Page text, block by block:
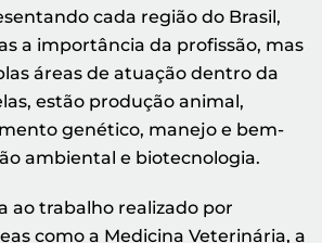
cada região do Brasil,
a importância da profissão, mas
áreas de atuação dentro da
estão produção animal,
genético, manejo e bem-
ambiental e biotecnologia.
ao trabalho realizado por
como a Medicina Veterinária, a